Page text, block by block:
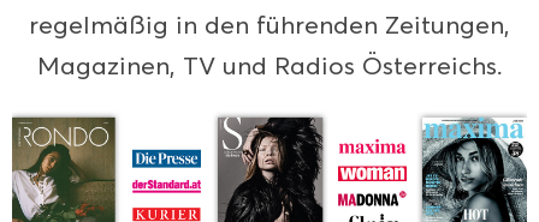
regelmäßig in den führenden Zeitungen,
Magazinen, TV und Radios Österreichs.